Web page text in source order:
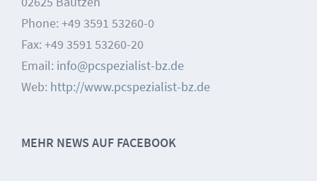
Phone: +49 3591 53260-0
Fax: +49 3591 53260-20
Email: info@pcspezialist-bz.de
Web: http://www.pcspezialist-bz.de
MEHR NEWS AUF FACEBOOK